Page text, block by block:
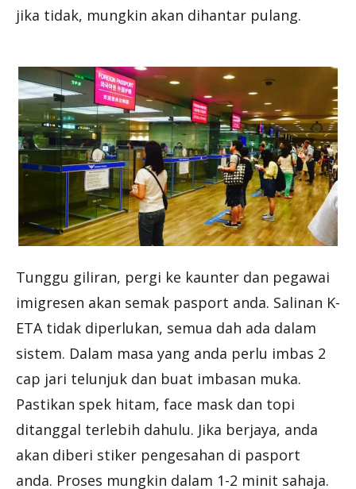
jika tidak, mungkin akan dihantar pulang.
Tunggu giliran, pergi ke kaunter dan pegawai
imigresen akan semak pasport anda. Salinan K-
ETA tidak diperlukan, semua dah ada dalam
sistem. Dalam masa yang anda perlu imbas 2
cap jari telunjuk dan buat imbasan muka.
Pastikan spek hitam, face mask dan topi
ditanggal terlebih dahulu. Jika berjaya, anda
akan diberi stiker pengesahan di pasport
anda. Proses mungkin dalam 1-2 minit sahaja.